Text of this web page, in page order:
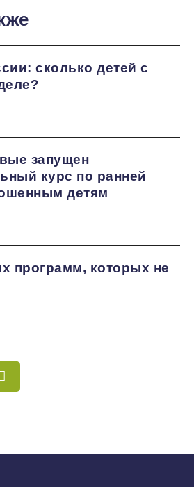
сколько детей с
запущен
курс по ранней
детям
программ, которых не